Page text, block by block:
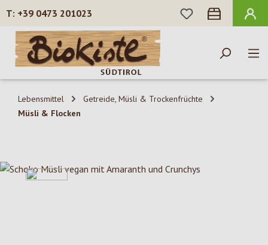
Zum Hauptinhalt springen
+39 0473 201023
DU HAST 0
Lebensmittel
Getreide, Müsli & Trockenfrüchte
Müsli & Flocken
Bildergalerie überspringen